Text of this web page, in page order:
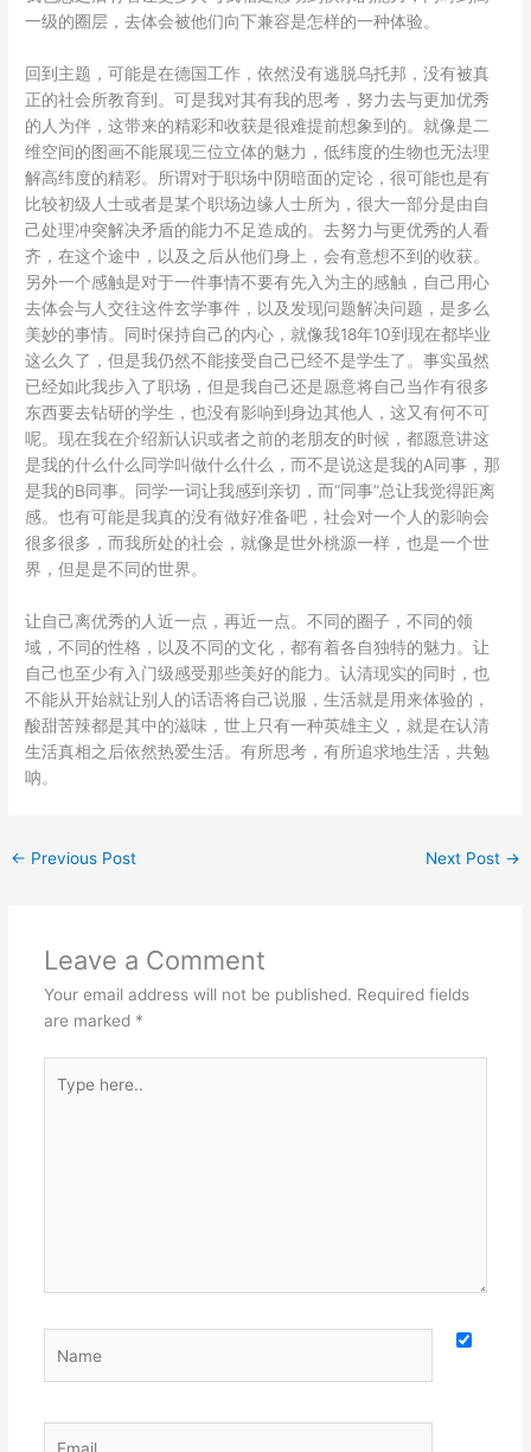
一级的圈层，去体会被他们向下兼容是怎样的一种体验。
回到主题，可能是在德国工作，依然没有逃脱乌托邦，没有被真
正的社会所教育到。可是我对其有我的思考，努力去与更加优秀
的人为伴，这带来的精彩和收获是很难提前想象到的。就像是二
维空间的图画不能展现三位立体的魅力，低纬度的生物也无法理
解高纬度的精彩。所谓对于职场中阴暗面的定论，很可能也是有
比较初级人士或者是某个职场边缘人士所为，很大一部分是由自
己处理冲突解决矛盾的能力不足造成的。去努力与更优秀的人看
齐，在这个途中，以及之后从他们身上，会有意想不到的收获。
另外一个感触是对于一件事情不要有先入为主的感触，自己用心
去体会与人交往这件玄学事件，以及发现问题解决问题，是多么
美妙的事情。同时保持自己的内心，就像我18年10到现在都毕业
这么久了，但是我仍然不能接受自己已经不是学生了。事实虽然
已经如此我步入了职场，但是我自己还是愿意将自己当作有很多
东西要去钻研的学生，也没有影响到身边其他人，这又有何不可
呢。现在我在介绍新认识或者之前的老朋友的时候，都愿意讲这
是我的什么什么同学叫做什么什么，而不是说这是我的A同事，那
是我的B同事。同学一词让我感到亲切，而“同事”总让我觉得距离
感。也有可能是我真的没有做好准备吧，社会对一个人的影响会
很多很多，而我所处的社会，就像是世外桃源一样，也是一个世
界，但是是不同的世界。
让自己离优秀的人近一点，再近一点。不同的圈子，不同的领
域，不同的性格，以及不同的文化，都有着各自独特的魅力。让
自己也至少有入门级感受那些美好的能力。认清现实的同时，也
不能从开始就让别人的话语将自己说服，生活就是用来体验的，
酸甜苦辣都是其中的滋味，世上只有一种英雄主义，就是在认清
生活真相之后依然热爱生活。有所思考，有所追求地生活，共勉
呐。
← Previous Post Next Post →
Leave a Comment
Your email address will not be published. Required fields
are marked *
here..